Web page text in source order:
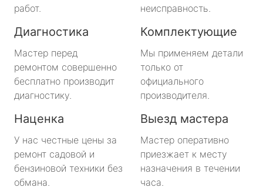
работ.
неисправность.
Диагностика
Мастер перед
ремонтом совершенно
бесплатно производит
диагностику.
Комплектующие
Мы применяем детали
только от
официального
производителя.
Наценка
У нас честные цены за
ремонт садовой и
бензиновой техники без
обмана.
Выезд мастера
Мастер оперативно
приезжает к месту
назначения в течении
часа.